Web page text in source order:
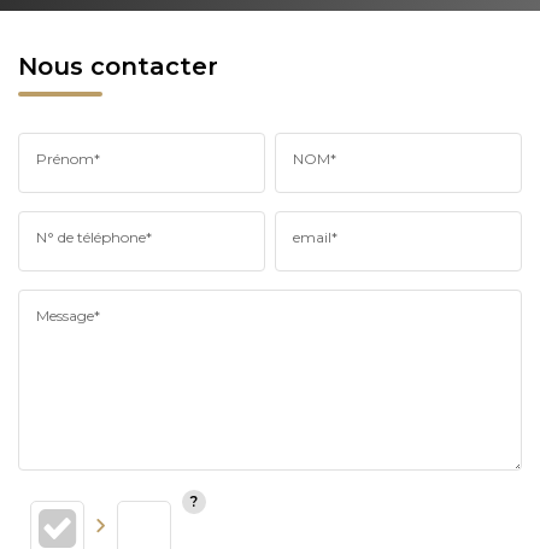
Nous contacter
Prénom* NOM*
N° de téléphone* email*
Message*